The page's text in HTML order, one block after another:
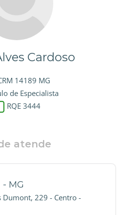
Cardoso
14189 MG
de Especialista
RQE 3444
atende
MG
Dumont, 229 - Centro -